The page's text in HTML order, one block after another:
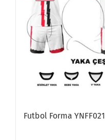
Futbol Forma YNFF021